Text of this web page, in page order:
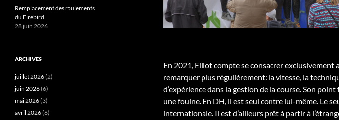
En 2021, Elliot compte se consacrer exclusivement
remarquer plus régulièrement: la vitesse, la
d’expérience dans la gestion de la course. Son
une fouine. En DH, il est seul contre lui-même. Le
internationale. Il est d’ailleurs prêt à partir à
Remplacement des roulements
du Firebird
28 juin 2026
ARCHIVES
juillet 2026(2)
juin 2026(6)
mai 2026(3)
avril 2026(6)